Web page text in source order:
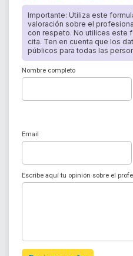
Importante: Utiliza este
valoración sobre el
con respeto. No utilices este
cita. Ten en cuenta que los
públicos para todas las
Nombre completo
Email
Escribe aquí tu opinión sobre el